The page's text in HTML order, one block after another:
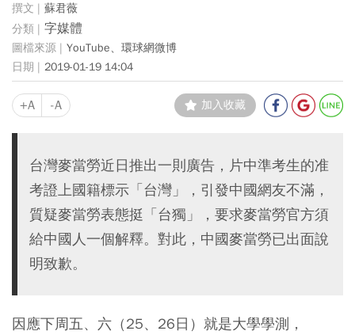
蘇君薇
字媒體
YouTube、環球網微博
2019-01-19 14:04
+A -A 加入收藏
台灣麥當勞近日推出一則廣告，片中準考生的准
考證上國籍標示「台灣」，引發中國網友不滿，
質疑麥當勞表態挺「台獨」，要求麥當勞官方須
給中國人一個解釋。對此，中國麥當勞已出面說
明致歉。
因應下周五、六（25、26日）就是大學學測，